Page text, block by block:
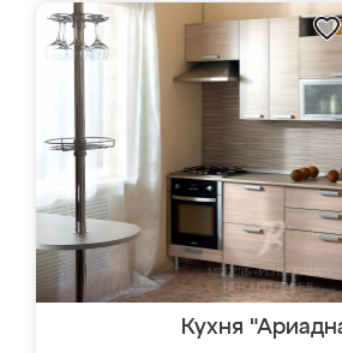
Кухня